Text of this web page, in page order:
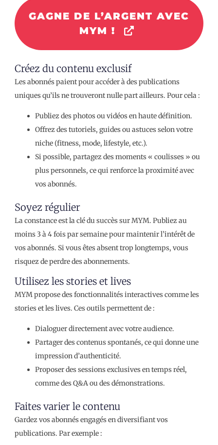
GAGNE DE L’ARGENT AVEC
MYM !
Créez du contenu exclusif
Les abonnés paient pour accéder à des publications
uniques qu’ils ne trouveront nulle part ailleurs. Pour cela :
Publiez des photos ou vidéos en haute définition.
Offrez des tutoriels, guides ou astuces selon votre
niche (fitness, mode, lifestyle, etc.).
Si possible, partagez des moments « coulisses » ou
plus personnels, ce qui renforce la proximité avec
vos abonnés.
Soyez régulier
La constance est la clé du succès sur MYM. Publiez au
moins 3 à 4 fois par semaine pour maintenir l’intérêt de
vos abonnés. Si vous êtes absent trop longtemps, vous
risquez de perdre des abonnements.
Utilisez les stories et lives
MYM propose des fonctionnalités interactives comme les
stories et les lives. Ces outils permettent de :
Dialoguer directement avec votre audience.
Partager des contenus spontanés, ce qui donne une
impression d’authenticité.
Proposer des sessions exclusives en temps réel,
comme des Q&A ou des démonstrations.
Faites varier le contenu
Gardez vos abonnés engagés en diversifiant vos
publications. Par exemple :